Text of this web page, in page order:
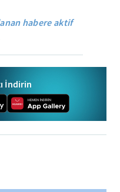
habere aktif
İndirin